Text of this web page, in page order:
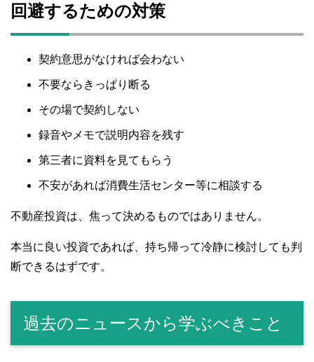
回避するための対策
契約意思がなければ会わない
不要ならきっぱり断る
その場で契約しない
録音やメモで説明内容を残す
第三者に資料を見てもらう
不安があれば消費生活センター等に相談する
不動産投資は、焦って決めるものではありません。
本当に良い投資であれば、持ち帰って冷静に検討しても判
断できるはずです。
過去のニュースから学ぶべきこと